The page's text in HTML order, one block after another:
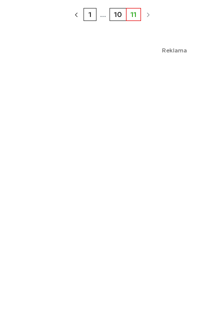
1 ... 10 11
Reklama